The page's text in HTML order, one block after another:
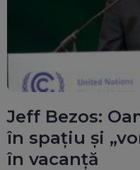
Jeff Bezos:
în spaţiu şi
în vacanţă